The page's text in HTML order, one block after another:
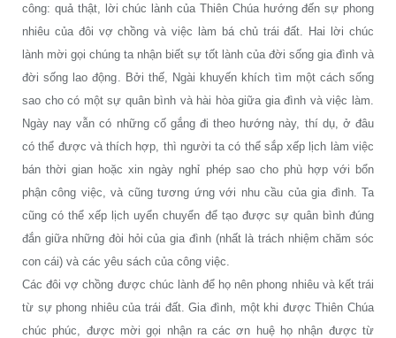
công: quả thật, lời chúc lành của Thiên Chúa hướng đến sự phong
nhiêu của đôi vợ chồng và việc làm bá chủ trái đất. Hai lời chúc
lành mời gọi chúng ta nhận biết sự tốt lành của đời sống gia đình và
đời sống lao động. Bởi thế, Ngài khuyến khích tìm một cách sống
sao cho có một sự quân bình và hài hòa giữa gia đình và việc làm.
Ngày nay vẫn có những cố gắng đi theo hướng này, thí dụ, ở đâu
có thể được và thích hợp, thì người ta có thể sắp xếp lịch làm việc
bán thời gian hoặc xin ngày nghỉ phép sao cho phù hợp với bổn
phận công việc, và cũng tương ứng với nhu cầu của gia đình. Ta
cũng có thể xếp lịch uyển chuyển để tạo được sự quân bình đúng
đắn giữa những đòi hỏi của gia đình (nhất là trách nhiệm chăm sóc
con cái) và các yêu sách của công việc.
Các đôi vợ chồng được chúc lành để họ nên phong nhiêu và kết trái
từ sự phong nhiêu của trái đất. Gia đình, một khi được Thiên Chúa
chúc phúc, được mời gọi nhận ra các ơn huệ họ nhận được từ